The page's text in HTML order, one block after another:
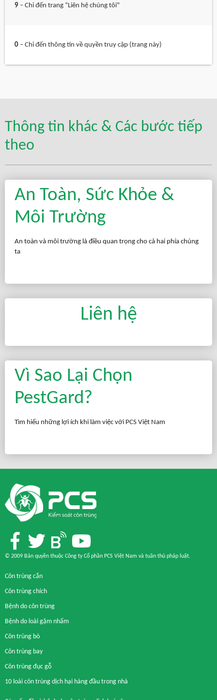
9 – Chỉ đến trang “Liên hệ chúng tôi"
0 – Chỉ đến thông tin về quyền truy cập (trang này)
Thông tin khác & Các bước tiếp
theo
An Toàn, Sức Khỏe &
Môi Trường
An toàn và môi trường là điều quan trọng cho cả hai phía chúng
ta
Liên hệ
Vì Sao Lại Chọn
PestGard?
Tìm hiểu những lợi ích khi làm việc với PCS Việt Nam
© 2009 Bản quyền thuộc Công ty Cổ phần PCS Việt Nam và tuân thủ pháp luật.
Côn trùng cắn
Côn trùng chích
Bệnh do côn trùng
Bệnh do loài gặm nhấm
Côn trùng bò
Côn trùng bay
Côn trùng đục gỗ
10 loài côn trùng dịch hại hàng đầu trong nhà